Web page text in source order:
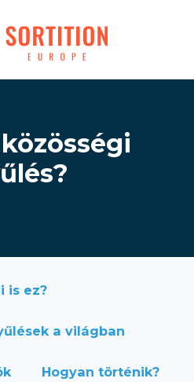
is ez?
a világban
Hogyan történik?